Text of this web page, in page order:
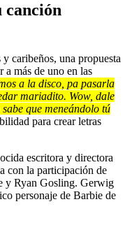
canción
caribeños, una propuesta
a más de uno en las
a la disco, pa pasarla
mariadito. Wow, dale
que meneándolo tú
para crear letras
escritora y directora
con la participación de
y Ryan Gosling. Gerwig
personaje de Barbie de